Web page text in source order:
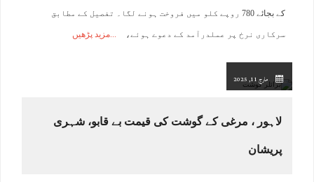
کے بجائے 780 روپے کلو میں فروخت ہونے لگا۔ تفصیل کے مطابق
سرکاری نرخ پر عملدرآمد کے دعوے ہوئے، مزید پڑھیں
مارچ 11, 2025
لاہور ، مرغی کے گوشت کی قیمت بے قابو، شہری
پریشان